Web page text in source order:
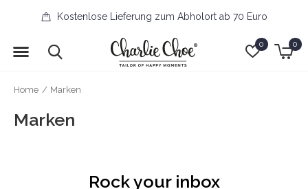
0 0
Kostenlose Lieferung zum Abholort ab 70 Euro
Home Marken
Marken
Rock your inbox